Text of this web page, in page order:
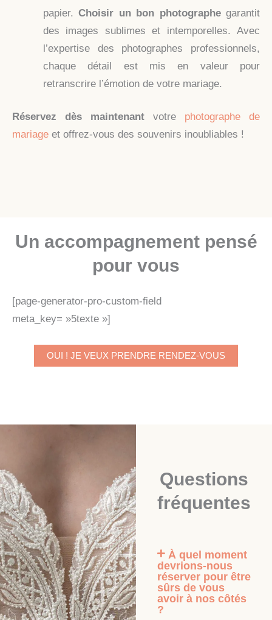
papier.Choisir un bon photographegarantit
des images sublimes et intemporelles. Avec
l’expertise des photographes professionnels,
chaque détail est mis en valeur pour
retranscrire l’émotion de votre mariage.
Réservez dès maintenant votre photographe de
mariage et offrez-vous des souvenirs inoubliables !
Un accompagnement pensé
pour vous
[page-generator-pro-custom-field
meta_key= »5texte »]
OUI ! JE VEUX PRENDRE RENDEZ-VOUS
Questions
fréquentes
À quel moment
devrions-nous
réserver pour être
sûrs de vous
avoir à nos côtés
?